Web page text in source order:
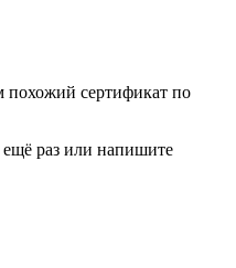
похожий сертификат по
раз или напишите